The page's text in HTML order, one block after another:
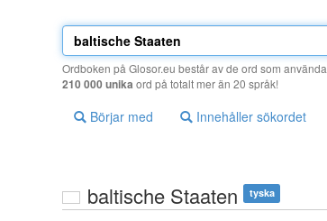
Ordboken på Glosor.eu består av de ord som
210 000 unika ord på totalt mer än 20 språk!
Börjar med Innehåller sökordet
baltische Staaten tyska